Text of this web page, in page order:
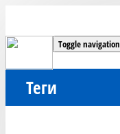
Toggle navigation
Теги